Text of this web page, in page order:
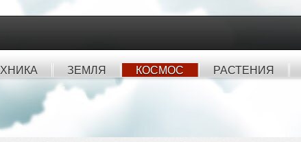
ЗЕМЛЯ КОСМОС
РАСТЕНИЯ